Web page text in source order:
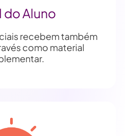
do Aluno
recebem também
como material